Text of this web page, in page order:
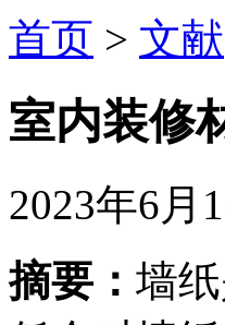
首页 > 文献
室内装修
2023年6月
摘要： 墙